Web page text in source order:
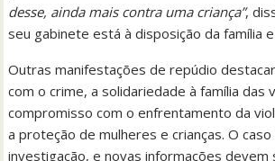
desse, ainda mais contra uma criança”,
seu gabinete está à disposição da família
Outras manifestações de repúdio
com o crime, a solidariedade à família das
compromisso com o enfrentamento da
a proteção de mulheres e crianças. O
investigação, e novas informações devem